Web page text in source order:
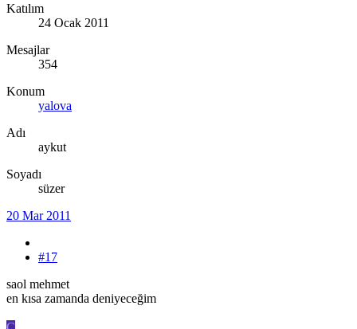
Katılım
24 Ocak 2011
Mesajlar
354
Konum
yalova
Adı
aykut
Soyadı
süzer
20 Mar 2011
#17
saol mehmet
en kısa zamanda deniyeceğim